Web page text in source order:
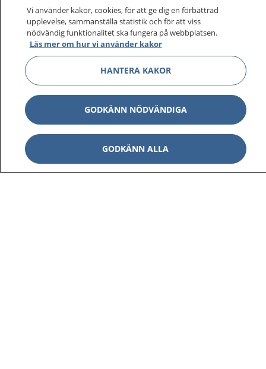
Vi använder kakor, cookies, för att ge dig en förbättrad
upplevelse, sammanställa statistik och för att viss
nödvändig funktionalitet ska fungera på webbplatsen.
Läs mer om hur vi använder kakor
HANTERA KAKOR
GODKÄNN NÖDVÄNDIGA
GODKÄNN ALLA